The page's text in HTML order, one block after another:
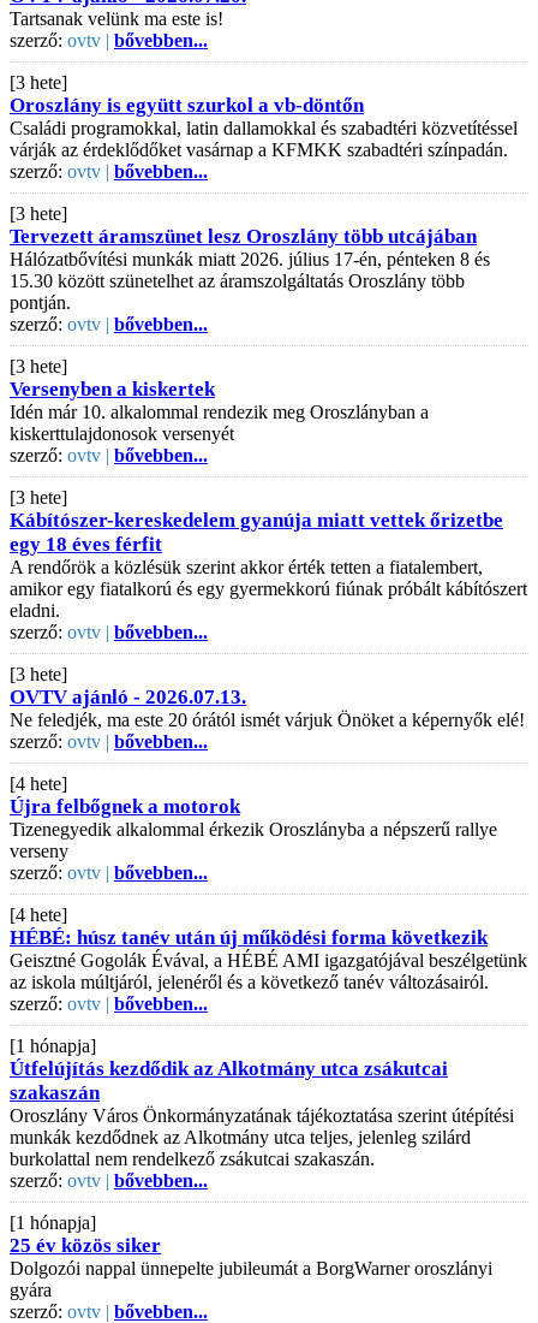
Tartsanak velünk ma este is!
szerző: ovtv | bővebben...
[3 hete]
Oroszlány is együtt szurkol a vb-döntőn
Családi programokkal, latin dallamokkal és szabadtéri közvetítéssel
várják az érdeklődőket vasárnap a KFMKK szabadtéri színpadán.
szerző: ovtv | bővebben...
[3 hete]
Tervezett áramszünet lesz Oroszlány több utcájában
Hálózatbővítési munkák miatt 2026. július 17-én, pénteken 8 és
15.30 között szünetelhet az áramszolgáltatás Oroszlány több
pontján.
szerző: ovtv | bővebben...
[3 hete]
Versenyben a kiskertek
Idén már 10. alkalommal rendezik meg Oroszlányban a
kiskerttulajdonosok versenyét
szerző: ovtv | bővebben...
[3 hete]
Kábítószer-kereskedelem gyanúja miatt vettek őrizetbe
egy 18 éves férfit
A rendőrök a közlésük szerint akkor érték tetten a fiatalembert,
amikor egy fiatalkorú és egy gyermekkorú fiúnak próbált kábítószert
eladni.
szerző: ovtv | bővebben...
[3 hete]
OVTV ajánló - 2026.07.13.
Ne feledjék, ma este 20 órától ismét várjuk Önöket a képernyők elé!
szerző: ovtv | bővebben...
[4 hete]
Újra felbőgnek a motorok
Tizenegyedik alkalommal érkezik Oroszlányba a népszerű rallye
verseny
szerző: ovtv | bővebben...
[4 hete]
HÉBÉ: húsz tanév után új működési forma következik
Geisztné Gogolák Évával, a HÉBÉ AMI igazgatójával beszélgetünk
az iskola múltjáról, jelenéről és a következő tanév változásairól.
szerző: ovtv | bővebben...
[1 hónapja]
Útfelújítás kezdődik az Alkotmány utca zsákutcai
szakaszán
Oroszlány Város Önkormányzatának tájékoztatása szerint útépítési
munkák kezdődnek az Alkotmány utca teljes, jelenleg szilárd
burkolattal nem rendelkező zsákutcai szakaszán.
szerző: ovtv | bővebben...
[1 hónapja]
25 év közös siker
Dolgozói nappal ünnepelte jubileumát a BorgWarner oroszlányi
gyára
szerző: ovtv | bővebben...